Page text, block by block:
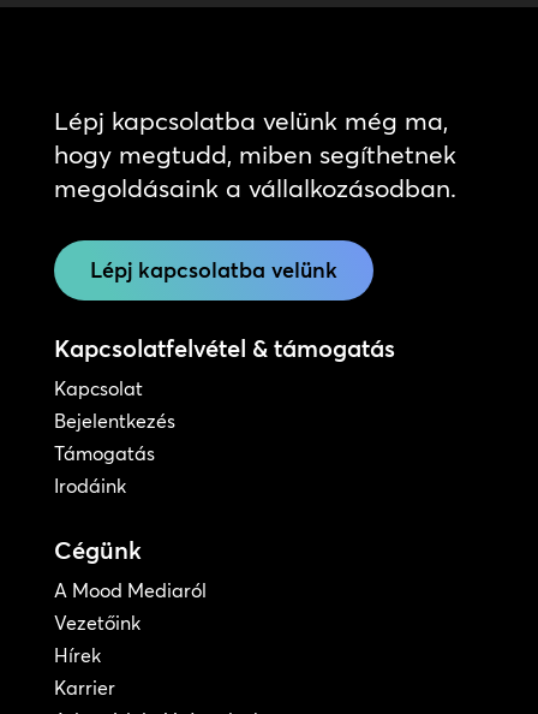
Lépj kapcsolatba velünk még ma,
hogy megtudd, miben segíthetnek
megoldásaink a vállalkozásodban.
Lépj kapcsolatba velünk
Kapcsolatfelvétel & támogatás
Kapcsolat
Bejelentkezés
Támogatás
Irodáink
Cégünk
A Mood Mediaról
Vezetőink
Hírek
Karrier